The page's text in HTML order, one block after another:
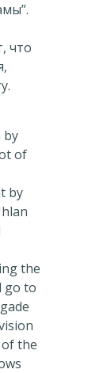
что
by
of
by
the
go to
the